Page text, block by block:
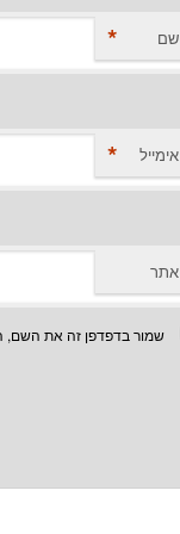
שם *
אימייל *
אתר
שמור בדפדפן זה את השם,